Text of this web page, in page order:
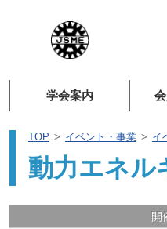
学会案内
TOP イベント・事業 イ
動力エネル
開